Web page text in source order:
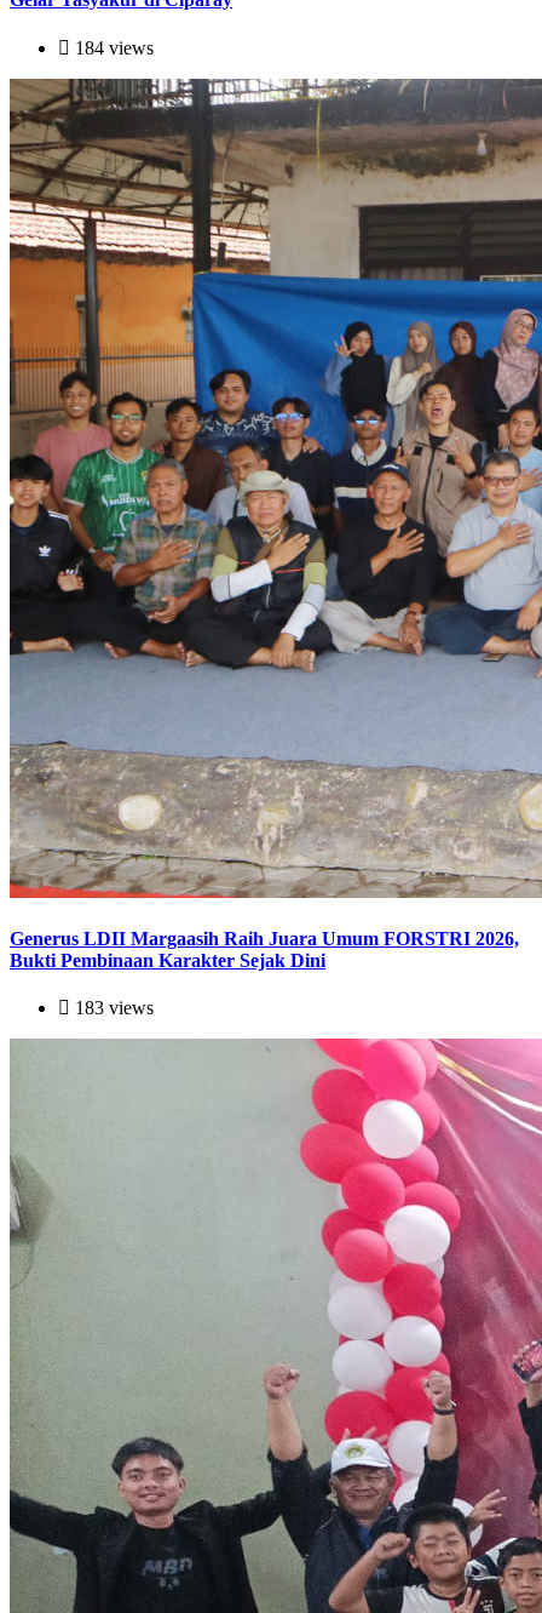
184 views
Generus LDII Margaasih Raih Juara Umum FORSTRI 2026,
Bukti Pembinaan Karakter Sejak Dini
183 views